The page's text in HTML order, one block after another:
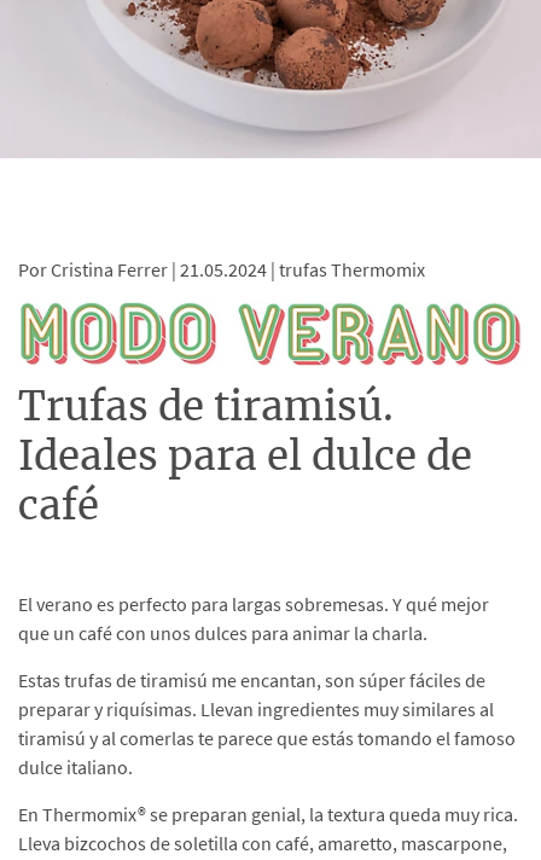
Por Cristina Ferrer | 21.05.2024 | trufas Thermomix
Trufas de tiramisú.
Ideales para el dulce de
café
El verano es perfecto para largas sobremesas. Y qué mejor
que un café con unos dulces para animar la charla.
Estas trufas de tiramisú me encantan, son súper fáciles de
preparar y riquísimas. Llevan ingredientes muy similares al
tiramisú y al comerlas te parece que estás tomando el famoso
dulce italiano.
En Thermomix® se preparan genial, la textura queda muy rica.
Lleva bizcochos de soletilla con café, amaretto, mascarpone,